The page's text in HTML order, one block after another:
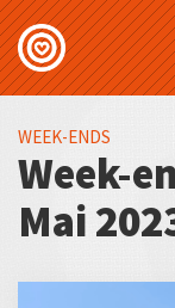
WEEK-ENDS
Week-
Mai